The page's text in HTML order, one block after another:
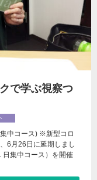
で学ぶ視察つ
中コース) ※新型コロ
6月26日に延期しまし
日集中コース）を開催